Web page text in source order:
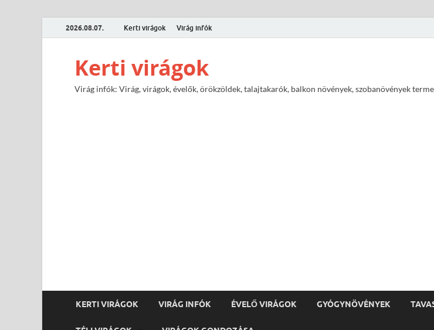
2026.08.07. Kerti virágok Virág infók
Kerti virágok
Virág infók: Virág, virágok, évelők, örökzöldek, talajtakarók, balkon növények, szobanövények
KERTI VIRÁGOK VIRÁG INFÓK ÉVELŐ VIRÁGOK GYÓGYNÖVÉNYEK